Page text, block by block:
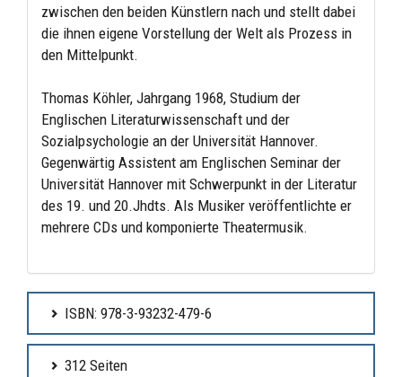
zwischen den beiden Künstlern nach und stellt dabei
die ihnen eigene Vorstellung der Welt als Prozess in
den Mittelpunkt.
Thomas Köhler, Jahrgang 1968, Studium der
Englischen Literaturwissenschaft und der
Sozialpsychologie an der Universität Hannover.
Gegenwärtig Assistent am Englischen Seminar der
Universität Hannover mit Schwerpunkt in der Literatur
des 19. und 20.Jhdts. Als Musiker veröffentlichte er
mehrere CDs und komponierte Theatermusik.
ISBN: 978-3-93232-479-6
312 Seiten